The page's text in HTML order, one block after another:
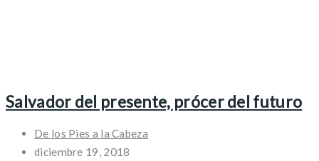
Salvador del presente, prócer del futuro
De los Pies a la Cabeza
diciembre 19, 2018